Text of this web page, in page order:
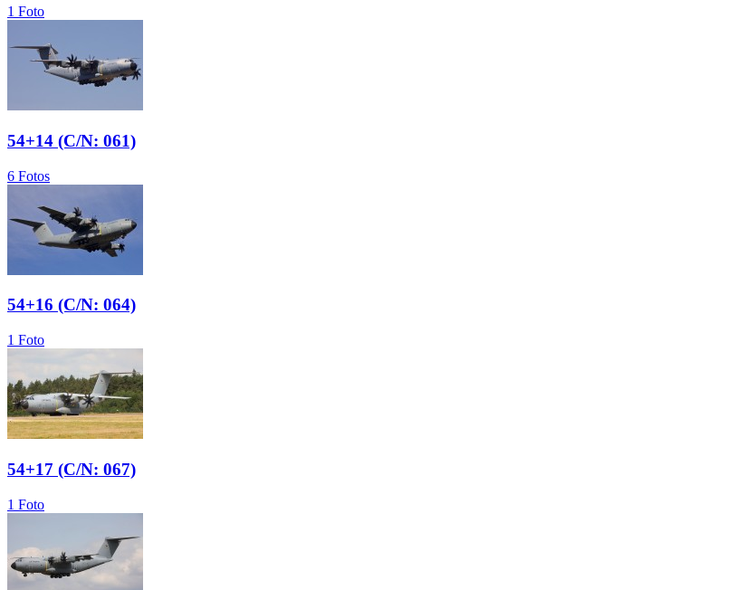
1 Foto
54+14 (C/N: 061)
6 Fotos
54+16 (C/N: 064)
1 Foto
54+17 (C/N: 067)
1 Foto